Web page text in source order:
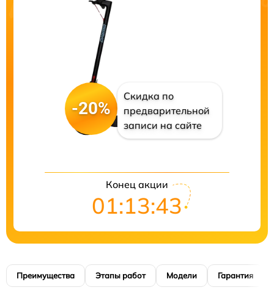
-20%
Скидка по
предварительной
записи на сайте
Конец акции
01:13:42
Преимущества Этапы работ Модели Гарантия